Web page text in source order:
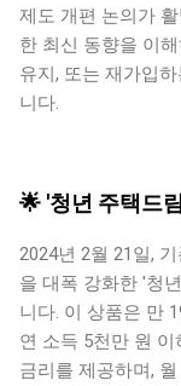
제도 개편 논의가
한 최신 동향을 이
유지, 또는 재가입
니다.
🌟 '청년 주택드
2024년 2월 21일,
을 대폭 강화한 '청
니다. 이 상품은 만
연 소득 5천만 원 이
금리를 제공하며,